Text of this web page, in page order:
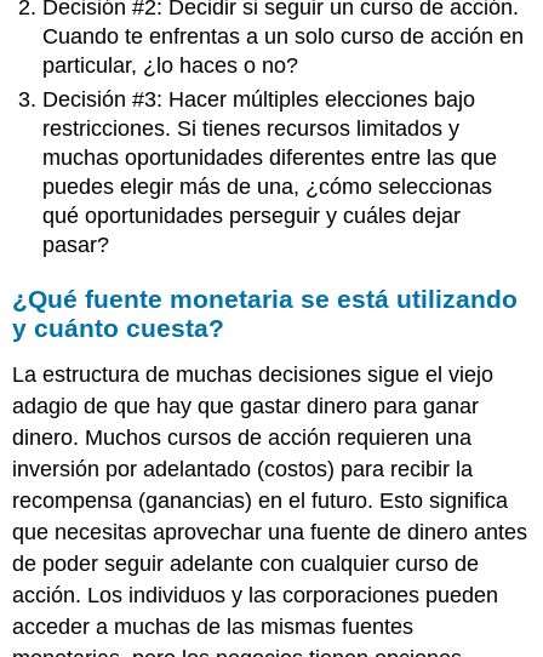
Decisión #2: Decidir si seguir un curso de acción.
Cuando te enfrentas a un solo curso de acción en
particular, ¿lo haces o no?
Decisión #3: Hacer múltiples elecciones bajo
restricciones. Si tienes recursos limitados y
muchas oportunidades diferentes entre las que
puedes elegir más de una, ¿cómo seleccionas
qué oportunidades perseguir y cuáles dejar
pasar?
¿Qué fuente monetaria se está utilizando
y cuánto cuesta?
La estructura de muchas decisiones sigue el viejo
adagio de que hay que gastar dinero para ganar
dinero. Muchos cursos de acción requieren una
inversión por adelantado (costos) para recibir la
recompensa (ganancias) en el futuro. Esto significa
que necesitas aprovechar una fuente de dinero antes
de poder seguir adelante con cualquier curso de
acción. Los individuos y las corporaciones pueden
acceder a muchas de las mismas fuentes